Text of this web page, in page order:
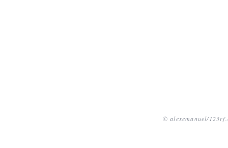
© alexemanuel/